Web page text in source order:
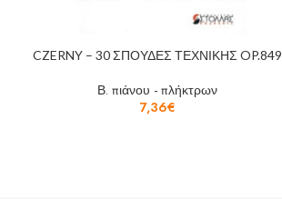
CZERNY – 30 ΣΠΟΥΔΕΣ ΤΕΧΝΙΚΗΣ OP.849
Β. πιάνου - πλήκτρων
7,36€